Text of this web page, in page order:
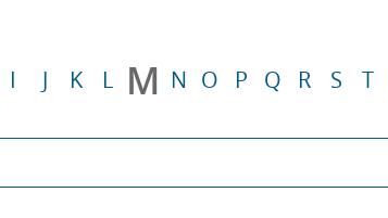
I J K L M N O P Q R S T